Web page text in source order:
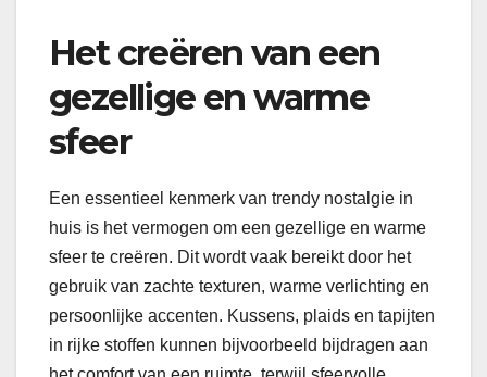
Het creëren van een
gezellige en warme
sfeer
Een essentieel kenmerk van trendy nostalgie in
huis is het vermogen om een gezellige en warme
sfeer te creëren. Dit wordt vaak bereikt door het
gebruik van zachte texturen, warme verlichting en
persoonlijke accenten. Kussens, plaids en tapijten
in rijke stoffen kunnen bijvoorbeeld bijdragen aan